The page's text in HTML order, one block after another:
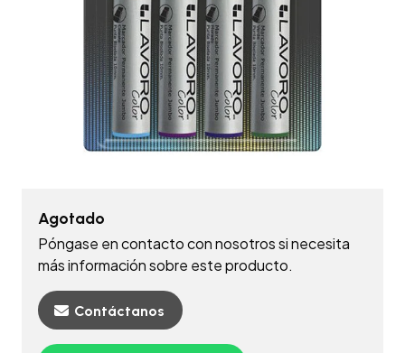
Agotado
Póngase en contacto con nosotros si necesita
más información sobre este producto.
Contáctanos